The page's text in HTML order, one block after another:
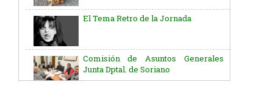
Comisión de Asuntos Generales
Aniversario del Natalicio del Gral.
José G. Artigas